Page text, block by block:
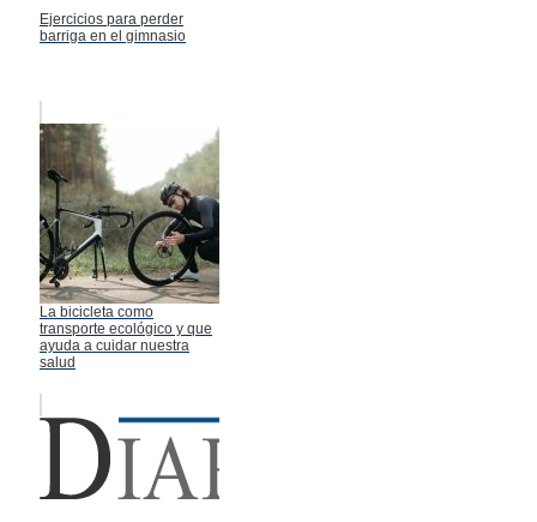
Ejercicios para perder
barriga en el gimnasio
La bicicleta como
transporte ecológico y que
ayuda a cuidar nuestra
salud